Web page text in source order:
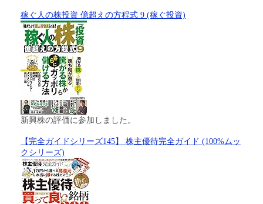
稼ぐ人の株投資 億超えの方程式 9 (稼ぐ投資)
新興株の評価に参加しました。
【完全ガイドシリーズ145】 株主優待完全ガイド (100%ムッ
クシリーズ)